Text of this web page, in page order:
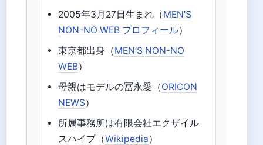
2005年3月27日生まれ（MEN’S
NON-NO WEB プロフィール）
東京都出身（MEN’S NON-NO
WEB）
母親はモデルの冨永愛（ORICON
NEWS）
所属事務所は有限会社エクザイル
スハイプ（Wikipedia）